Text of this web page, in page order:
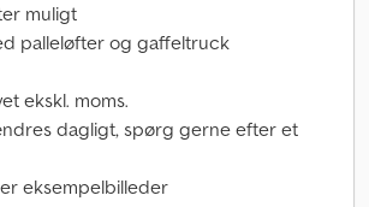
muligt
palleløfter og gaffeltruck
ekskl. moms.
dagligt, spørg gerne efter et
eksempelbilleder